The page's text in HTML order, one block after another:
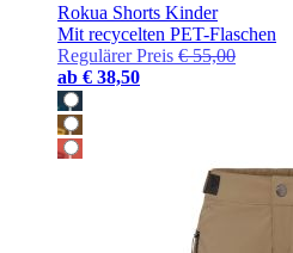
Rokua Shorts Kinder
Mit recycelten PET-Flaschen
Regulärer Preis € 55,00
ab € 38,50